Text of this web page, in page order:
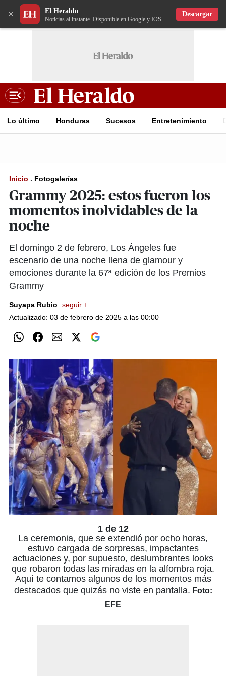
× El Heraldo
Noticias al instante. Disponible en Google y IOS
Descargar
Lo último Honduras Sucesos Entretenimiento
Inicio . Fotogalerías
Grammy 2025: estos fueron los
momentos inolvidables de la
noche
El domingo 2 de febrero, Los Ángeles fue
escenario de una noche llena de glamour y
emociones durante la 67ª edición de los Premios
Grammy
Suyapa Rubio
seguir +
Actualizado: 03 de febrero de 2025 a las 00:00
1 de 12
La ceremonia, que se extendió por ocho horas,
estuvo cargada de sorpresas, impactantes
actuaciones y, por supuesto, deslumbrantes looks
que robaron todas las miradas en la alfombra roja.
Aquí te contamos algunos de los momentos más
destacados que quizás no viste en pantalla. Foto:
EFE